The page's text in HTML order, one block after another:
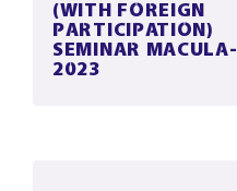
(WITH FOREIGN
PARTICIPATION)
SEMINAR MACULA-
2023